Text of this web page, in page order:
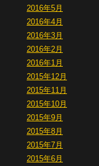
2016年5月
2016年4月
2016年3月
2016年2月
2016年1月
2015年12月
2015年11月
2015年10月
2015年9月
2015年8月
2015年7月
2015年6月